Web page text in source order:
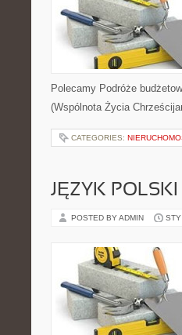
Polecamy Podróże
(Wspólnota Życia
CATEGORIES:
JĘZYK POLSKI
POSTED BY ADMIN